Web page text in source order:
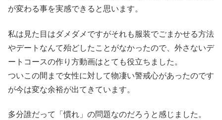
が変わる事を実感できると思います。
私は見た目はダメダメですがそれも服装でごまかせる方法
やデートなんて殆どしたことがなかったので、外さないデ
ートコースの作り方動画はとても役立ちました。
ついこの間まで女性に対して物凄い警戒心があったのです
が今は変な余裕が出てきています。
多分誰だって「慣れ」の問題なのだろうと感じました。